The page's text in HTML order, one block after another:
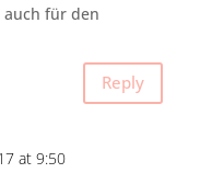
auch für den
Reply
at 9:50